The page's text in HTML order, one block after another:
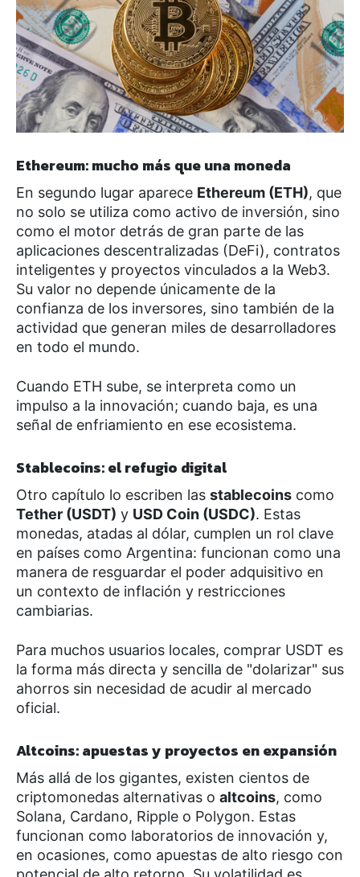
Ethereum: mucho más que una moneda
En segundo lugar aparece Ethereum (ETH), que
no solo se utiliza como activo de inversión, sino
como el motor detrás de gran parte de las
aplicaciones descentralizadas (DeFi), contratos
inteligentes y proyectos vinculados a la Web3.
Su valor no depende únicamente de la
confianza de los inversores, sino también de la
actividad que generan miles de desarrolladores
en todo el mundo.
Cuando ETH sube, se interpreta como un
impulso a la innovación; cuando baja, es una
señal de enfriamiento en ese ecosistema.
Stablecoins: el refugio digital
Otro capítulo lo escriben las stablecoins como
Tether (USDT) y USD Coin (USDC). Estas
monedas, atadas al dólar, cumplen un rol clave
en países como Argentina: funcionan como una
manera de resguardar el poder adquisitivo en
un contexto de inflación y restricciones
cambiarias.
Para muchos usuarios locales, comprar USDT es
la forma más directa y sencilla de "dolarizar" sus
ahorros sin necesidad de acudir al mercado
oficial.
Altcoins: apuestas y proyectos en expansión
Más allá de los gigantes, existen cientos de
criptomonedas alternativas o altcoins, como
Solana, Cardano, Ripple o Polygon. Estas
funcionan como laboratorios de innovación y,
en ocasiones, como apuestas de alto riesgo con